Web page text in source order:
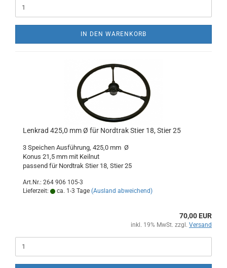
IN DEN WARENKORB
Lenkrad 425,0 mm Ø für Nordtrak Stier 18, Stier 25
3 Speichen Ausführung, 425,0 mm Ø
Konus 21,5 mm mit Keilnut
passend für Nordtrak Stier 18, Stier 25
Art.Nr.: 264 906 105-3
Lieferzeit:
ca. 1-3 Tage (Ausland abweichend)
70,00 EUR
inkl. 19% MwSt. zzgl. Versand